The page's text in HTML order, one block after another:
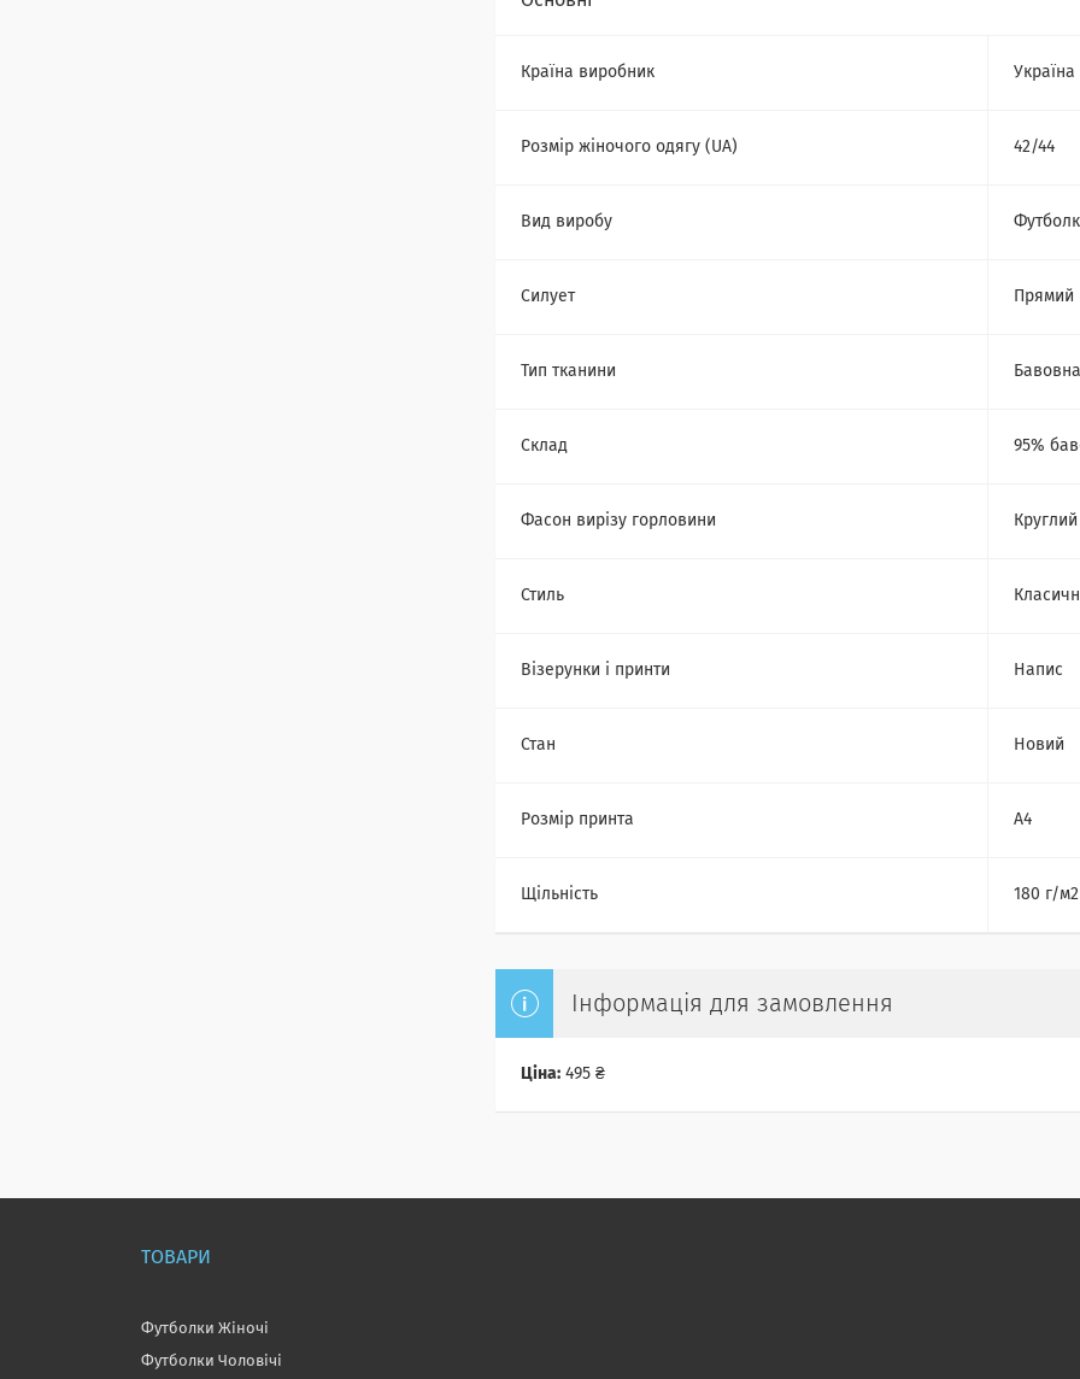
Країна виробник Україна
Розмір жіночого одягу (UA) 42/44
Вид виробу
Силует Прямий
Тип тканини Бавовна
Склад 95%
Фасон вирізу горловини Круглий
Стиль
Візерунки і принти Напис
Стан Новий
Розмір принта А4
Щільність 180 г/м2
Інформація для замовлення
Ціна: 495 ₴
ТОВАРИ
Футболки Жіночі
Футболки Чоловічі